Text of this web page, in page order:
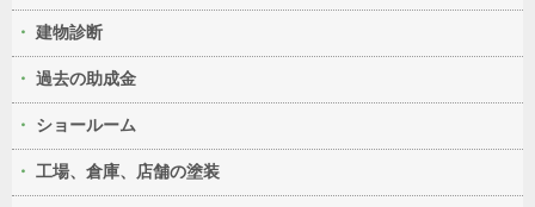
建物診断
過去の助成金
ショールーム
工場、倉庫、店舗の塗装